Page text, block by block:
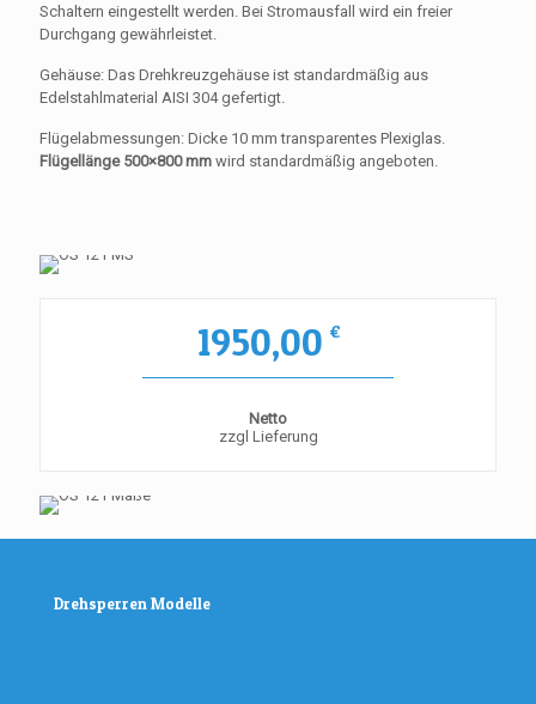
Schaltern eingestellt werden. Bei Stromausfall wird ein freier
Durchgang gewährleistet.
Gehäuse: Das Drehkreuzgehäuse ist standardmäßig aus
Edelstahlmaterial AISI 304 gefertigt.
Flügelabmessungen: Dicke 10 mm transparentes Plexiglas.
Flügellänge 500×800 mm wird standardmäßig angeboten.
1950,00 €
Netto
zzgl Lieferung
Drehsperren Modelle